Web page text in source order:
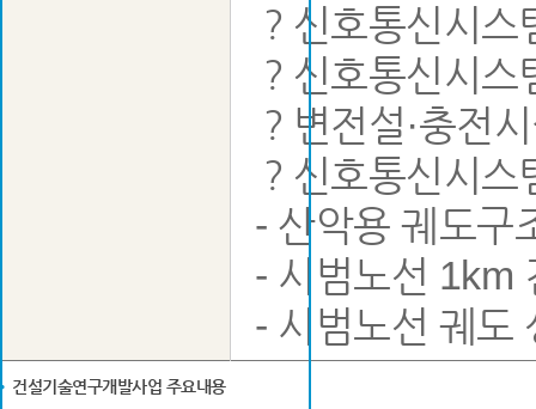
？신호통신시스
？신호통신시
？변전설·충전
？신호통신시
- 산악용 궤도
- 시범노선 1km
- 시범노선 궤도
건설기술연구개발사업 주요내용